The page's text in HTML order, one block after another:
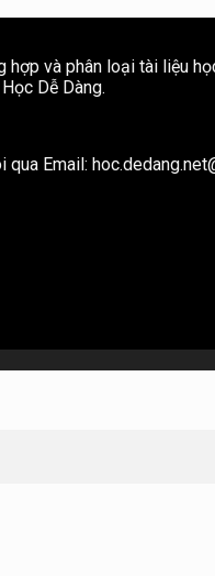
và phân loại tài liệu
Dễ Dàng.
Email: